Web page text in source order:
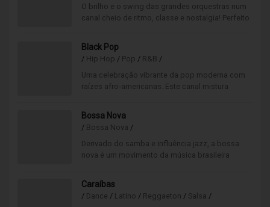
O brilho e o swing das grandes orquestras num
canal cheio de ritmo, classe e nostalgia! Perfeito
ambientes glamorosos, festivos e elegantes,
ideais para eventos, restaurantes ou espaços de
alto entusiasmo.
Black Pop
/ Hip Hop / Pop / R&B /
Uma celebração vibrante da pop moderna com
raízes afro‑americanas. Este canal mistura
criando uma experiência sonora dinâmica e
cheia de atitude. Ideal para dar energia e
sofisticação ao seu espaço.
Bossa Nova
/ Bossa Nova /
Derivado do samba e influência jazz, a bossa
nova é um movimento da música brasileira
garota de Ipanema.
Caraíbas
/ Dance / Latino / Reggaeton / Salsa /